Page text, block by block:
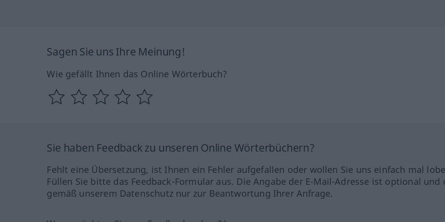
Sagen Sie uns Ihre Meinung!
Wie gefällt Ihnen das Online Wörterbuch?
Sie haben Feedback zu unseren Online Wörterbüchern?
Fehlt eine Übersetzung, ist Ihnen ein Fehler aufgefallen oder wollen Sie uns einfach mal
Füllen Sie bitte das Feedback-Formular aus. Die Angabe der E-Mail-Adresse ist optional und
gemäß unserem Datenschutz nur zur Beantwortung Ihrer Anfrage.